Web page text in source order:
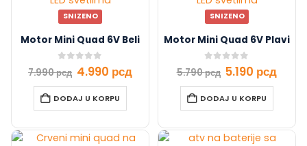
SNIZENO
Motor Mini Quad 6V Beli
out of 5
7.990рсд 4.990 рсд
DODAJ U KORPU
SNIZENO
Motor Mini Quad 6V Plavi
out of 5
5.790рсд 5.190 рсд
DODAJ U KORPU